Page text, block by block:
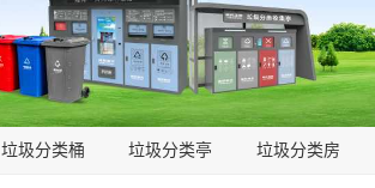
垃圾分类桶 垃圾分类亭 垃圾分类房